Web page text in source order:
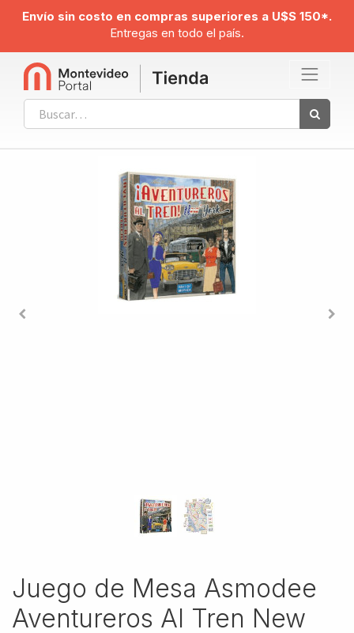
Envío sin costo en compras superiores a U$S 150*.
Entregas en todo el país.
Juego de Mesa Asmodee
Aventureros Al Tren New